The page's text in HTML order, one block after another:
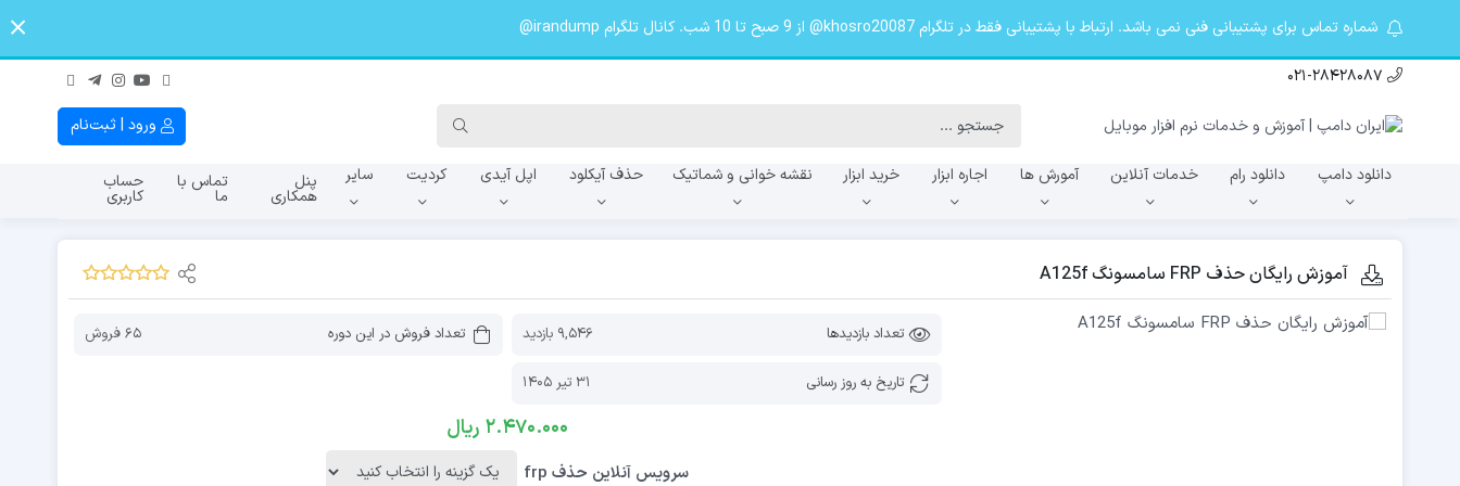
شماره تماس برای پشتیبانی فنی نمی باشد. ارتباط با پشتیبانی فقط در تلگرام khosro20087@ از 9 صبح تا 10 شب. کانال تلگرام irandump@
021-28428087
ورود | ثبت‌نام
دانلود دامپ دانلود رام خدمات آنلاین آمورش ها اجاره ابزار خرید ابزار نقشه خوانی و شماتیک حذف آیکلود اپل آیدی کردیت سایر پنل
همکاری
تماس با
ما
حساب
کاربری
آموزش رایگان حذف FRP سامسونگ A125f
تعداد بازدیدها 9,546 بازدید تعداد فروش در این دوره 65 فروش
تاریخ به روز رسانی 31 تیر 1405
2.470.000 ریال
سرویس آنلاین حذف frp